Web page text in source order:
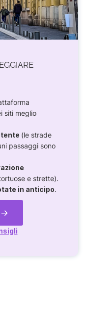
siti meglio
(le strade
passaggi sono
e strette).
in anticipo.